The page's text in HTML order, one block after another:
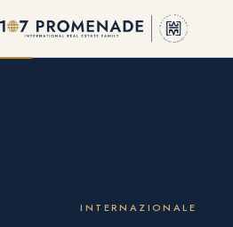
INTERNAZIONALE